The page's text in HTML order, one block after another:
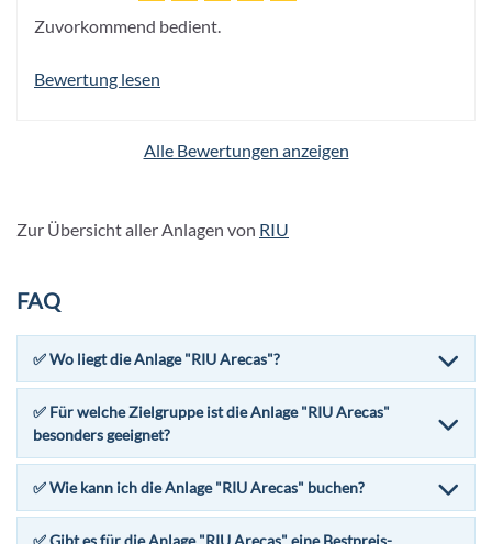
Zuvorkommend bedient.
Bewertung lesen
Alle Bewertungen anzeigen
Zur Übersicht aller Anlagen von RIU
FAQ
✅ Wo liegt die Anlage "RIU Arecas"?
✅ Für welche Zielgruppe ist die Anlage "RIU Arecas"
besonders geeignet?
✅ Wie kann ich die Anlage "RIU Arecas" buchen?